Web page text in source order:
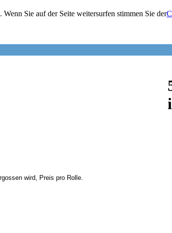
Sie auf der Seite weitersurfen stimmen Sie der
wird, Preis pro Rolle.